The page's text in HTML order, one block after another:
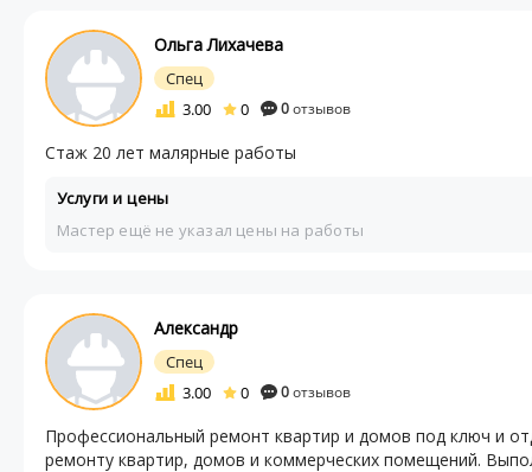
Ольга Лихачева
Спец
3.00
0 0отзывов
Стаж 20 лет малярные работы
Услуги и цены
Мастер ещё не указал цены на работы
Александр
Спец
3.00
0 0отзывов
Профессиональный ремонт квартир и домов под ключ и
ремонту квартир, домов и коммерческих помещений.